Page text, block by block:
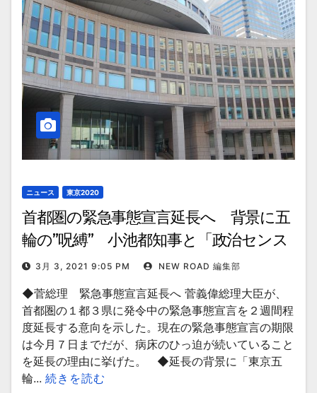
ニュース 東京2020
首都圏の緊急事態宣言延長へ 背景に五
輪の”呪縛” 小池都知事と「政治センス
の差」
3月 3, 2021 9:05 PM NEW ROAD 編集部
◆菅総理 緊急事態宣言延長へ 菅義偉総理大臣が、
首都圏の１都３県に発令中の緊急事態宣言を２週間程
度延長する意向を示した。現在の緊急事態宣言の期限
は今月７日までだが、病床のひっ迫が続いていること
を延長の理由に挙げた。 ◆延長の背景に「東京五
輪... 続きを読む